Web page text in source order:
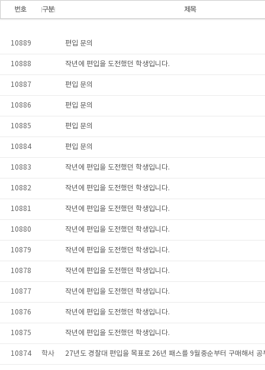
10889 편입 문의
10888 작년에 편입을 도전했던 학생입니다.
10887 편입 문의
10886 편입 문의
10885 편입 문의
10884 편입 문의
10883 작년에 편입을 도전했던 학생입니다.
10882 작년에 편입을 도전했던 학생입니다.
10881 작년에 편입을 도전했던 학생입니다.
10880 작년에 편입을 도전했던 학생입니다.
10879 작년에 편입을 도전했던 학생입니다.
10878 작년에 편입을 도전했던 학생입니다.
10877 작년에 편입을 도전했던 학생입니다.
10876 작년에 편입을 도전했던 학생입니다.
10875 작년에 편입을 도전했던 학생입니다.
10874 학사 27년도 경찰대 편입을 목표로 26년 패스를 9월중순부터 구매해서 공